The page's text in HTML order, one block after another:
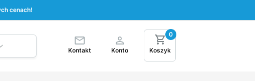
cenach!
Kontakt Konto Koszyk
0